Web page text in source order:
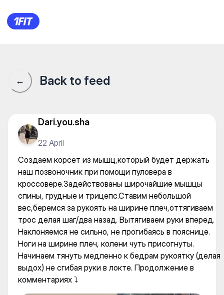
Создаем корсет из
← Back to feed
Dari.you.sha
22 April
Создаем корсет из мышц,который будет держать
наш позвоночник при помощи пуловера в
кроссовере.Задействованы широчайшие мышцы
спины, грудные и трицепс.Ставим небольшой
вес,беремся за рукоять на ширине плеч,оттягиваем
трос делая шаг/два назад. Вытягиваем руки вперед.
Наклоняемся не сильно, не прогибаясь в пояснице.
Ноги на ширине плеч, колени чуть присогнуты.
Начинаем тянуть медленно к бедрам рукоятку (делая
выдох) не сгибая руки в локте. Продолжение в
комментариях ⤵️